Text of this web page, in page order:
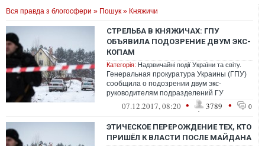
Вся правда з блогосфери » Пошук » Княжичи
СТРЕЛЬБА В КНЯЖИЧАХ: ГПУ
ОБЪЯВИЛА ПОДОЗРЕНИЕ ДВУМ ЭКС-
КОПАМ
Категорія: Надзвичайні події України та світу.
Генеральная прокуратура Украины (ГПУ)
сообщила о подозрении двум экс-
руководителям подразделений ГУ
Нацполиции в г. Киеве, которые, превышая
07.12.2017, 08:20 • 3789 • 0
ЭТИЧЕСКОЕ ПЕРЕРОЖДЕНИЕ ТЕХ, КТО
ПРИШЁЛ К ВЛАСТИ ПОСЛЕ МАЙДАНА